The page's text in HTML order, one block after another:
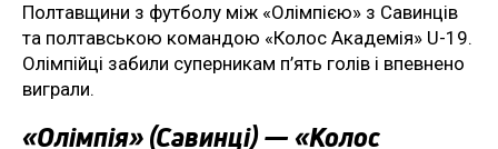
Полтавщини з футболу між «Олімпією» з Савинців
та полтавською командою «Колос Академія» U-19.
Олімпійці забили суперникам п’ять голів і впевнено
виграли.
«Олімпія» (Савинці) — «Колос